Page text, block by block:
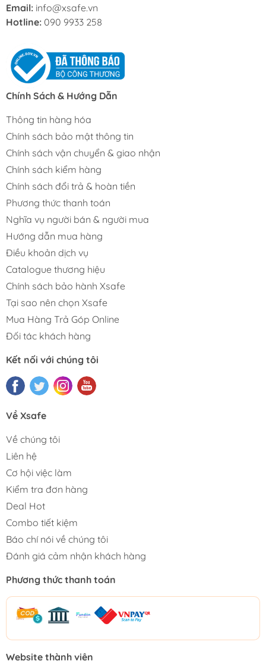
Email: info@xsafe.vn
Hotline: 090 9933 258
Chính Sách & Hướng Dẫn
Thông tin hàng hóa
Chính sách bảo mật thông tin
Chính sách vận chuyển & giao nhận
Chính sách kiểm hàng
Chính sách đổi trả & hoàn tiền
Phương thức thanh toán
Nghĩa vụ người bán & người mua
Hướng dẫn mua hàng
Điều khoản dịch vụ
Catalogue thương hiệu
Chính sách bảo hành Xsafe
Tại sao nên chọn Xsafe
Mua Hàng Trả Góp Online
Đối tác khách hàng
Kết nối với chúng tôi
Về Xsafe
Về chúng tôi
Liên hệ
Cơ hội việc làm
Kiểm tra đơn hàng
Deal Hot
Combo tiết kiệm
Báo chí nói về chúng tôi
Đánh giá cảm nhận khách hàng
Phương thức thanh toán
Website thành viên